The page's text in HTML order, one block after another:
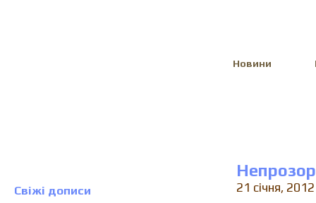
Новини
Свіжі дописи
21 січня, 2012